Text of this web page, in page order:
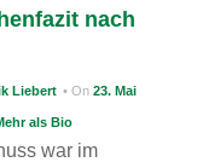
nach
Liebert • On23. Mai
als Bio
war im